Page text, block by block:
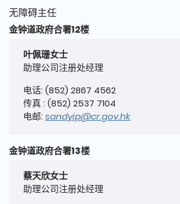
无障碍主任
金钟道政府合署12楼
叶佩珊女士
助理公司注册处经理
电话: (852) 2867 4562
传真 : (852) 2537 7104
电邮: sandyip@cr.gov.hk
金钟道政府合署13楼
蔡天欣女士
助理公司注册处经理